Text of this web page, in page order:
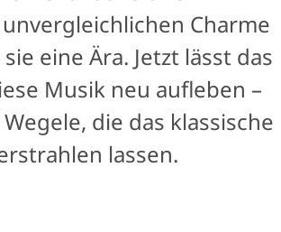
Charme
eine Ära. Jetzt lässt das
Musik neu aufleben –
die das klassische
lassen.